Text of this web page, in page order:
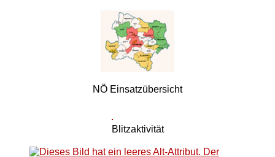
NÖ Einsatzübersicht
Blitzaktivität